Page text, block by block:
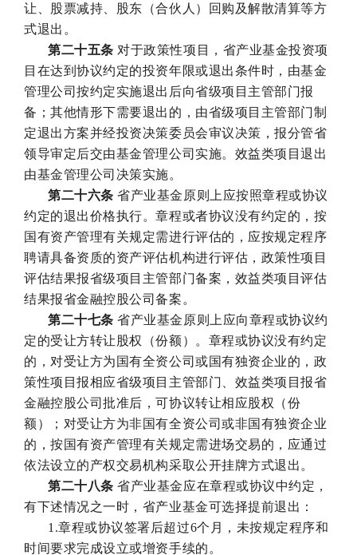
让、股票减持、股东（合伙人）回购及解散清算等方
式退出。
第二十五条 对于政策性项目，省产业基金投资项
目在达到协议约定的投资年限或退出条件时，由基金
管理公司按约定实施退出后向省级项目主管部门报
备；其他情形下需要退出的，由省级项目主管部门制
定退出方案并经投资决策委员会审议决策，报分管省
领导审定后交由基金管理公司实施。效益类项目退出
由基金管理公司决策实施。
第二十六条 省产业基金原则上应按照章程或协议
约定的退出价格执行。章程或者协议没有约定的，按
国有资产管理有关规定需进行评估的，应按规定程序
聘请具备资质的资产评估机构进行评估，政策性项目
评估结果报省级项目主管部门备案，效益类项目评估
结果报省金融控股公司备案。
第二十七条 省产业基金原则上应向章程或协议约
定的受让方转让股权（份额）。章程或协议没有约定
的，对受让方为国有全资公司或国有独资企业的，政
策性项目报相应省级项目主管部门、效益类项目报省
金融控股公司批准后，可协议转让相应股权（份
额）；对受让方为非国有全资公司或非国有独资企业
的，按国有资产管理有关规定需进场交易的，应通过
依法设立的产权交易机构采取公开挂牌方式退出。
第二十八条 省产业基金应在章程或协议中约定，
有下述情况之一时，省产业基金可选择提前退出：
1.章程或协议签署后超过6个月，未按规定程序和
时间要求完成设立或增资手续的。